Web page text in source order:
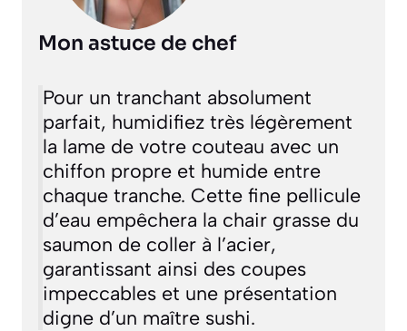
Mon astuce de chef
Pour un tranchant absolument
parfait, humidifiez très légèrement
la lame de votre couteau avec un
chiffon propre et humide entre
chaque tranche. Cette fine pellicule
d’eau empêchera la chair grasse du
saumon de coller à l’acier,
garantissant ainsi des coupes
impeccables et une présentation
digne d’un maître sushi.